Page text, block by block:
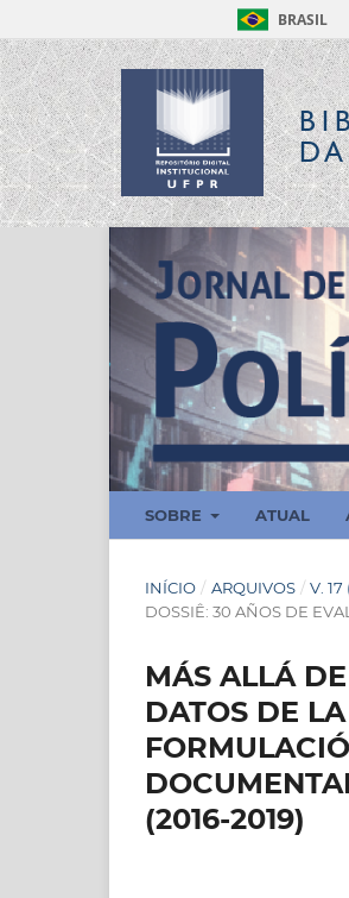
BRASIL
SOBRE ATUAL
INÍCIO / ARQUIVOS / V. 17
DOSSIÊ: 30 AÑOS DE
MÁS ALLÁ
DATOS DE
(2016-2019)